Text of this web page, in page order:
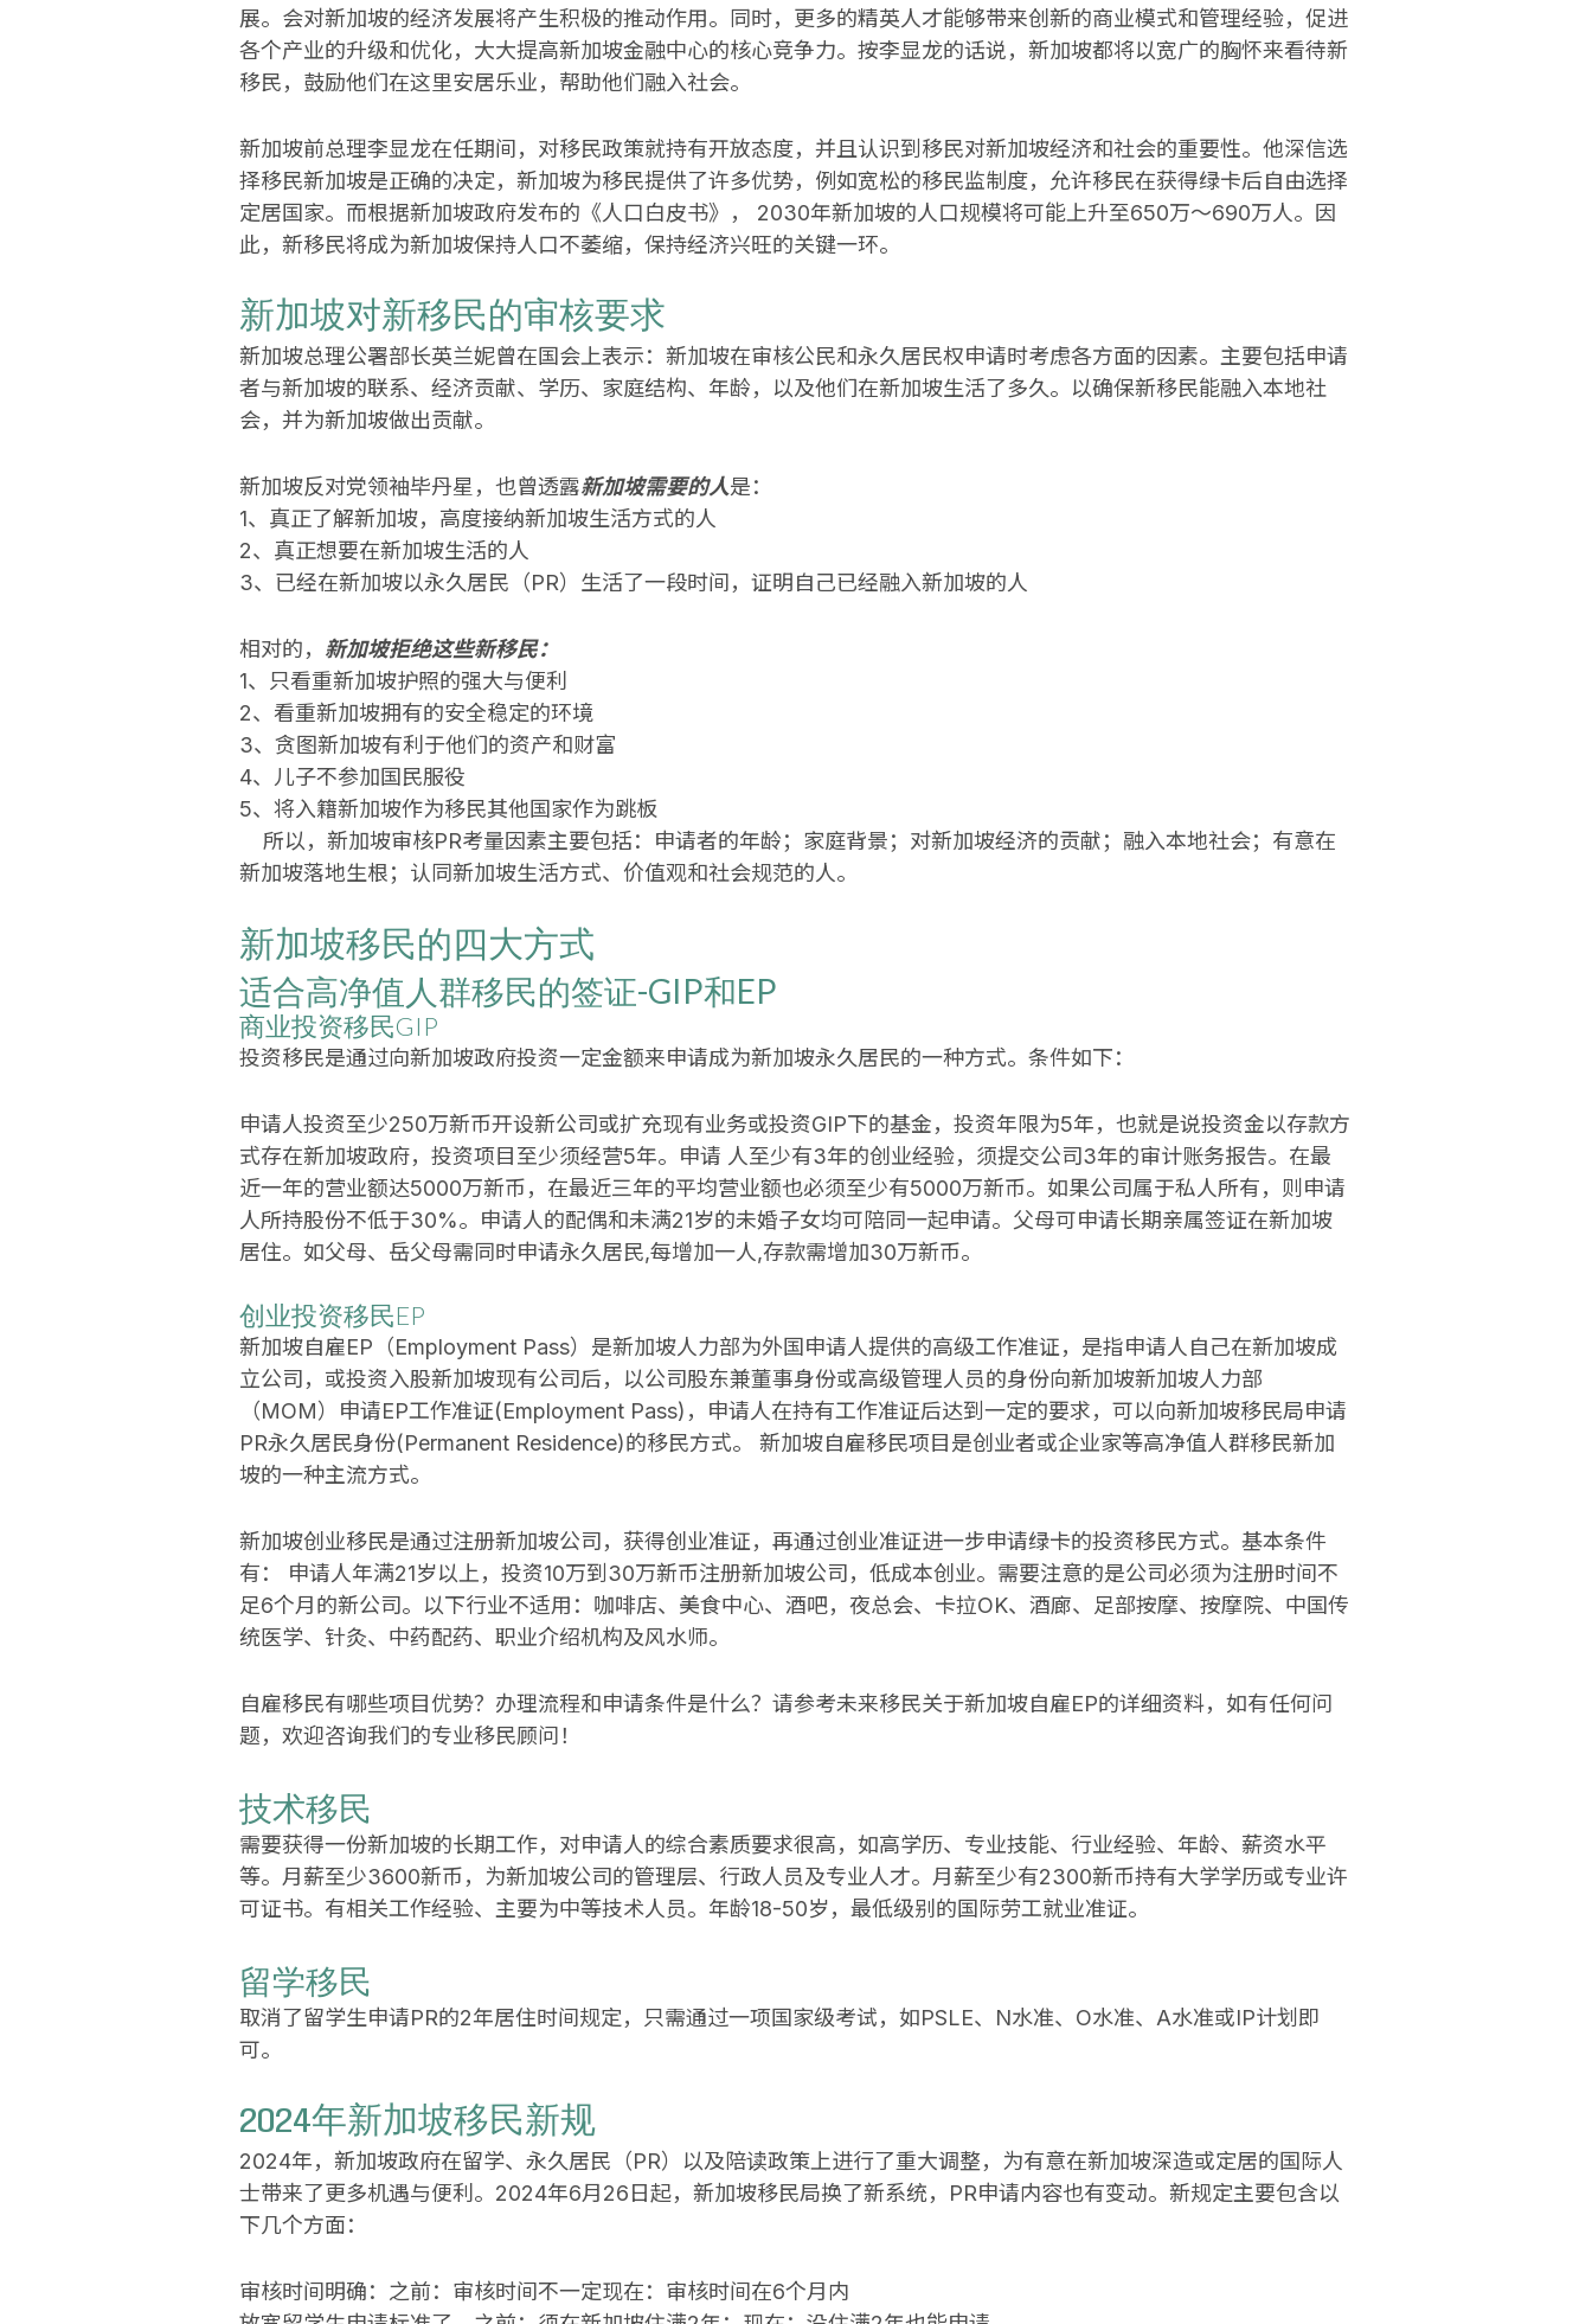
展。会对新加坡的经济发展将产生积极的推动作用。同时，更多的精英人才能够带来创新的商业模式和管理经验，促进
各个产业的升级和优化，大大提高新加坡金融中心的核心竞争力。按李显龙的话说，新加坡都将以宽广的胸怀来看待新
移民，鼓励他们在这里安居乐业，帮助他们融入社会。
新加坡前总理李显龙在任期间，对移民政策就持有开放态度，并且认识到移民对新加坡经济和社会的重要性。他深信选
择移民新加坡是正确的决定，新加坡为移民提供了许多优势，例如宽松的移民监制度，允许移民在获得绿卡后自由选择
定居国家。而根据新加坡政府发布的《人口白皮书》， 2030年新加坡的人口规模将可能上升至650万～690万人。因
此，新移民将成为新加坡保持人口不萎缩，保持经济兴旺的关键一环。
新加坡对新移民的审核要求
新加坡总理公署部长英兰妮曾在国会上表示：新加坡在审核公民和永久居民权申请时考虑各方面的因素。主要包括申请
者与新加坡的联系、经济贡献、学历、家庭结构、年龄，以及他们在新加坡生活了多久。以确保新移民能融入本地社
会，并为新加坡做出贡献。
新加坡反对党领袖毕丹星，也曾透露新加坡需要的人是：
1、真正了解新加坡，高度接纳新加坡生活方式的人
2、真正想要在新加坡生活的人
3、已经在新加坡以永久居民（PR）生活了一段时间，证明自己已经融入新加坡的人
相对的， 新加坡拒绝这些新移民：
1、只看重新加坡护照的强大与便利
2、看重新加坡拥有的安全稳定的环境
3、贪图新加坡有利于他们的资产和财富
4、儿子不参加国民服役
5、将入籍新加坡作为移民其他国家作为跳板
所以，新加坡审核PR考量因素主要包括：申请者的年龄；家庭背景；对新加坡经济的贡献；融入本地社会；有意在
新加坡落地生根；认同新加坡生活方式、价值观和社会规范的人。
新加坡移民的四大方式
适合高净值人群移民的签证-GIP和EP
商业投资移民GIP
投资移民是通过向新加坡政府投资一定金额来申请成为新加坡永久居民的一种方式。条件如下：
申请人投资至少250万新币开设新公司或扩充现有业务或投资GIP下的基金，投资年限为5年，也就是说投资金以存款方
式存在新加坡政府，投资项目至少须经营5年。申请 人至少有3年的创业经验，须提交公司3年的审计账务报告。在最
近一年的营业额达5000万新币，在最近三年的平均营业额也必须至少有5000万新币。如果公司属于私人所有，则申请
人所持股份不低于30%。申请人的配偶和未满21岁的未婚子女均可陪同一起申请。父母可申请长期亲属签证在新加坡
居住。如父母、岳父母需同时申请永久居民,每增加一人,存款需增加30万新币。
创业投资移民EP
新加坡自雇EP（Employment Pass）是新加坡人力部为外国申请人提供的高级工作准证，是指申请人自己在新加坡成
立公司，或投资入股新加坡现有公司后，以公司股东兼董事身份或高级管理人员的身份向新加坡新加坡人力部
（MOM）申请EP工作准证(Employment Pass)，申请人在持有工作准证后达到一定的要求，可以向新加坡移民局申请
PR永久居民身份(Permanent Residence)的移民方式。 新加坡自雇移民项目是创业者或企业家等高净值人群移民新加
坡的一种主流方式。
新加坡创业移民是通过注册新加坡公司，获得创业准证，再通过创业准证进一步申请绿卡的投资移民方式。基本条件
有： 申请人年满21岁以上，投资10万到30万新币注册新加坡公司，低成本创业。需要注意的是公司必须为注册时间不
足6个月的新公司。以下行业不适用：咖啡店、美食中心、酒吧，夜总会、卡拉OK、酒廊、足部按摩、按摩院、中国传
统医学、针灸、中药配药、职业介绍机构及风水师。
自雇移民有哪些项目优势？办理流程和申请条件是什么？请参考未来移民关于新加坡自雇EP的详细资料，如有任何问
题，欢迎咨询我们的专业移民顾问！
技术移民
需要获得一份新加坡的长期工作，对申请人的综合素质要求很高，如高学历、专业技能、行业经验、年龄、薪资水平
等。月薪至少3600新币，为新加坡公司的管理层、行政人员及专业人才。月薪至少有2300新币持有大学学历或专业许
可证书。有相关工作经验、主要为中等技术人员。年龄18-50岁，最低级别的国际劳工就业准证。
留学移民
取消了留学生申请PR的2年居住时间规定，只需通过一项国家级考试，如PSLE、N水准、O水准、A水准或IP计划即
可。
2024年新加坡移民新规
2024年，新加坡政府在留学、永久居民（PR）以及陪读政策上进行了重大调整，为有意在新加坡深造或定居的国际人
士带来了更多机遇与便利。2024年6月26日起，新加坡移民局换了新系统，PR申请内容也有变动。新规定主要包含以
下几个方面：
审核时间明确：之前：审核时间不一定现在：审核时间在6个月内